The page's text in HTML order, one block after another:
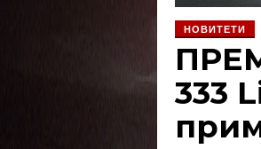
НОВИТЕТИ
333